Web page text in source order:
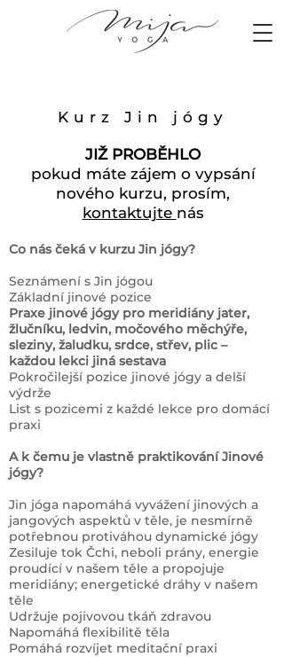
Kurz Jin jógy
JIŽ PROBĚHLO
pokud máte zájem o vypsání
nového kurzu, prosím,
kontaktujte nás
Co nás čeká v kurzu Jin jógy?
Seznámení s Jin jógou
Základní jinové pozice
Praxe jinové jógy pro meridiány jater,
žlučníku, ledvin, močového měchýře,
sleziny, žaludku, srdce, střev, plic –
každou lekci jiná sestava
Pokročilejší pozice jinové jógy a delší
výdrže
List s pozicemi z každé lekce pro domácí
praxi
A k čemu je vlastně praktikování Jinové
jógy?
Jin jóga napomáhá vyvážení jinových a
jangových aspektů v těle, je nesmírně
potřebnou protiváhou dynamické jógy
Zesiluje tok Čchi, neboli prány, energie
proudící v našem těle a propojuje
meridiány; energetické dráhy v našem
těle
Udržuje pojivovou tkáň zdravou
Napomáhá flexibilitě těla
Pomáhá rozvíjet meditační praxi